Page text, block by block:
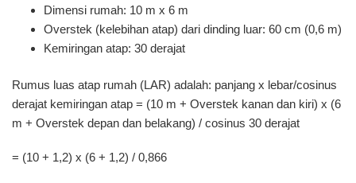
Dimensi rumah: 10 m x 6 m
Overstek (kelebihan atap) dari dinding luar: 60 cm (0,6 m)
Kemiringan atap: 30 derajat
Rumus luas atap rumah (LAR) adalah: panjang x lebar/cosinus
derajat kemiringan atap = (10 m + Overstek kanan dan kiri) x (6
m + Overstek depan dan belakang) / cosinus 30 derajat
= (10 + 1,2) x (6 + 1,2) / 0,866